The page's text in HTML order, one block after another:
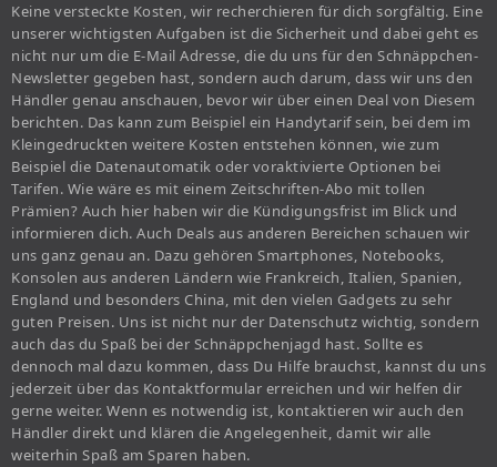
Keine versteckte Kosten, wir recherchieren für dich sorgfältig. Eine
unserer wichtigsten Aufgaben ist die Sicherheit und dabei geht es
nicht nur um die E-Mail Adresse, die du uns für den Schnäppchen-
Newsletter gegeben hast, sondern auch darum, dass wir uns den
Händler genau anschauen, bevor wir über einen Deal von Diesem
berichten. Das kann zum Beispiel ein Handytarif sein, bei dem im
Kleingedruckten weitere Kosten entstehen können, wie zum
Beispiel die Datenautomatik oder voraktivierte Optionen bei
Tarifen. Wie wäre es mit einem Zeitschriften-Abo mit tollen
Prämien? Auch hier haben wir die Kündigungsfrist im Blick und
informieren dich. Auch Deals aus anderen Bereichen schauen wir
uns ganz genau an. Dazu gehören Smartphones, Notebooks,
Konsolen aus anderen Ländern wie Frankreich, Italien, Spanien,
England und besonders China, mit den vielen Gadgets zu sehr
guten Preisen. Uns ist nicht nur der Datenschutz wichtig, sondern
auch das du Spaß bei der Schnäppchenjagd hast. Sollte es
dennoch mal dazu kommen, dass Du Hilfe brauchst, kannst du uns
jederzeit über das Kontaktformular erreichen und wir helfen dir
gerne weiter. Wenn es notwendig ist, kontaktieren wir auch den
Händler direkt und klären die Angelegenheit, damit wir alle
weiterhin Spaß am Sparen haben.